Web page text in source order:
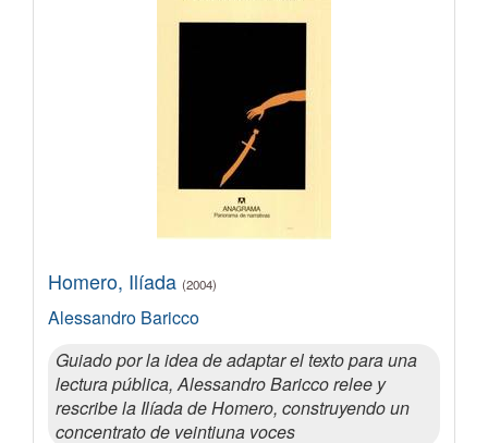
Homero, Ilíada (2004)
Alessandro Baricco
Guiado por la idea de adaptar el texto para una
lectura pública, Alessandro Baricco relee y
rescribe la Ilíada de Homero, construyendo un
concentrato de veintiuna voces